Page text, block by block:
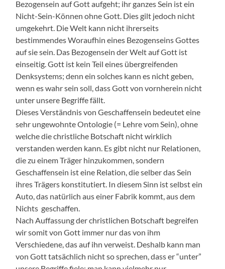
Bezogensein auf Gott aufgeht; ihr ganzes Sein ist ein
Nicht-Sein-Können ohne Gott. Dies gilt jedoch nicht
umgekehrt. Die Welt kann nicht ihrerseits
bestimmendes Woraufhin eines Bezogenseins Gottes
auf sie sein. Das Bezogensein der Welt auf Gott ist
einseitig. Gott ist kein Teil eines übergreifenden
Denksystems; denn ein solches kann es nicht geben,
wenn es wahr sein soll, dass Gott von vornherein nicht
unter unsere Begriffe fällt.
Dieses Verständnis von Geschaffensein bedeutet eine
sehr ungewohnte Ontologie (= Lehre vom Sein), ohne
welche die christliche Botschaft nicht wirklich
verstanden werden kann. Es gibt nicht nur Relationen,
die zu einem Träger hinzukommen, sondern
Geschaffensein ist eine Relation, die selber das Sein
ihres Trägers konstitutiert. In diesem Sinn ist selbst ein
Auto, das natürlich aus einer Fabrik kommt, aus dem
Nichts geschaffen.
Nach Auffassung der christlichen Botschaft begreifen
wir somit von Gott immer nur das von ihm
Verschiedene, das auf ihn verweist. Deshalb kann man
von Gott tatsächlich nicht so sprechen, dass er “unter”